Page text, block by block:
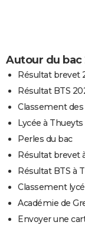
Autour du bac
Résultat brevet
Résultat BTS
Classement des
Lycée à Thueyts
Perles du bac
Résultat brevet
Résultat BTS à
Classement
Académie de
Envoyer une